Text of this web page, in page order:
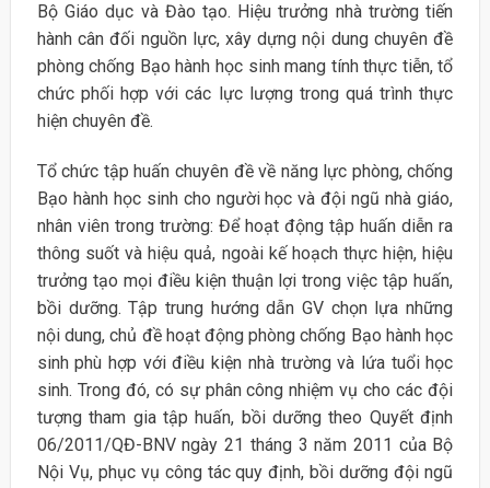
Bộ Giáo dục và Đào tạo. Hiệu trưởng nhà trường tiến
hành cân đối nguồn lực, xây dựng nội dung chuyên đề
phòng chống Bạo hành học sinh mang tính thực tiễn, tổ
chức phối hợp với các lực lượng trong quá trình thực
hiện chuyên đề.
Tổ chức tập huấn chuyên đề về năng lực phòng, chống
Bạo hành học sinh cho người học và đội ngũ nhà giáo,
nhân viên trong trường: Để hoạt động tập huấn diễn ra
thông suốt và hiệu quả, ngoài kế hoạch thực hiện, hiệu
trưởng tạo mọi điều kiện thuận lợi trong việc tập huấn,
bồi dưỡng. Tập trung hướng dẫn GV chọn lựa những
nội dung, chủ đề hoạt động phòng chống Bạo hành học
sinh phù hợp với điều kiện nhà trường và lứa tuổi học
sinh. Trong đó, có sự phân công nhiệm vụ cho các đội
tượng tham gia tập huấn, bồi dưỡng theo Quyết định
06/2011/QĐ-BNV ngày 21 tháng 3 năm 2011 của Bộ
Nội Vụ, phục vụ công tác quy định, bồi dưỡng đội ngũ